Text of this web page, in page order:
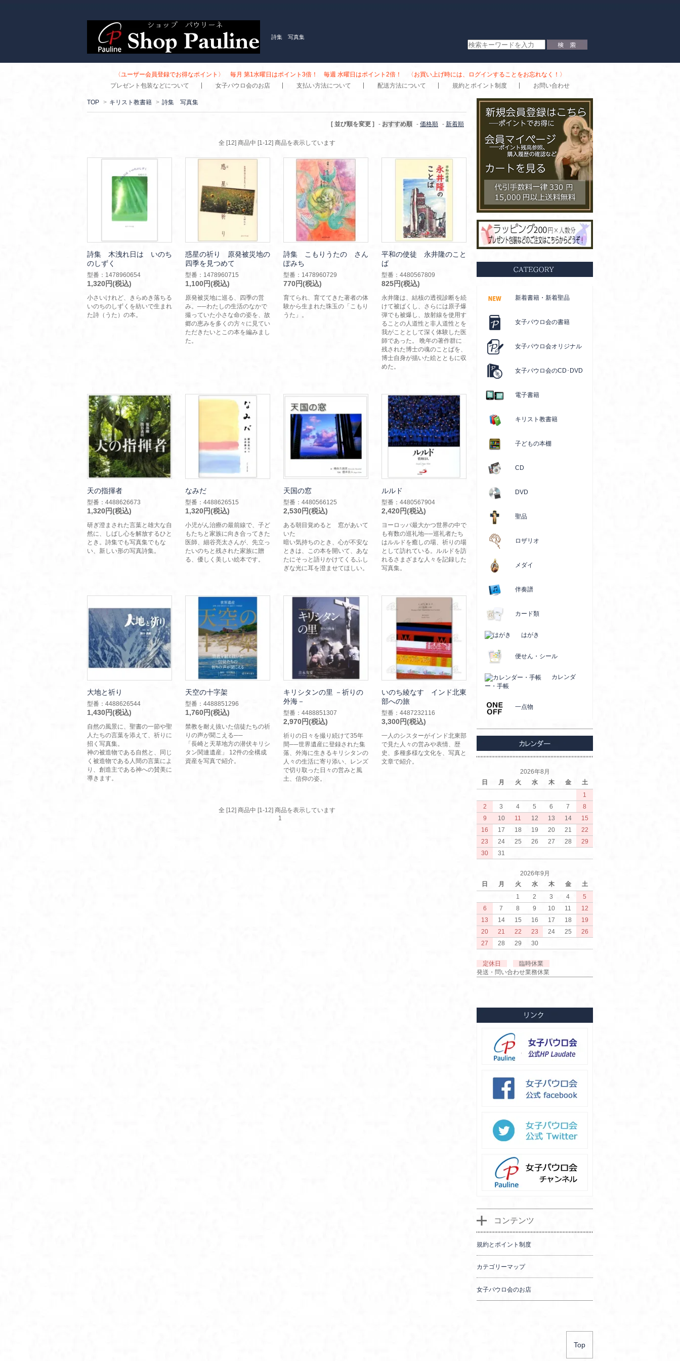
詩集 写真集
〈ユーザー会員登録でお得なポイント〉 毎月 第1水曜日はポイント3倍！ 毎週 水曜日はポイント2倍！ 〈お買い上げ時には、ログインすることをお忘れなく！〉
プレゼント包装などについて
女子パウロ会のお店 支払い方法について 配送方法について 規約とポイント制度 お問い合わせ
TOP > キリスト教書籍 > 詩集 写真集
[ 並び順を変更 ] - おすすめ順 - 価格順 - 新着順
全 [12] 商品中 [1-12] 商品を表示しています
詩集 木洩れ日は いのち
のしずく
型番：1478960654
1,320円(税込)
小さいけれど、きらめき落ちる
いのちのしずくを紡いで生まれ
た詩（うた）の本。
惑星の祈り 原発被災地の
四季を見つめて
型番：1478960715
1,100円(税込)
原発被災地に巡る、四季の営
み。──わたしの生活のなかで
撮っていた小さな命の姿を、故
郷の恵みを多くの方々に見てい
ただきたいとこの本を編みまし
た。
詩集 こもりうたの さん
ぽみち
型番：1478960729
770円(税込)
育てられ、育ててきた著者の体
験から生まれた珠玉の「こもり
うた」。
平和の使徒 永井隆のこと
ば
型番：4480567809
825円(税込)
永井隆は、結核の透視診断を続
けて被ばくし、さらには原子爆
弾でも被爆し、放射線を使用す
ることの人道性と非人道性とを
我がこととして深く体験した医
師であった。 晩年の著作群に
残された博士の魂のことばを、
博士自身が描いた絵とともに収
めた。
天の指揮者
型番：4488626673
1,320円(税込)
研ぎ澄まされた言葉と雄大な自
然に、しばし心を解放するひと
とき。詩集でも写真集でもな
い、新しい形の写真詩集。
なみだ
型番：4488626515
1,320円(税込)
小児がん治療の最前線で、子ど
もたちと家族に向き合ってきた
医師、細谷亮太さんが、先立っ
たいのちと残された家族に贈
る、優しく美しい絵本です。
天国の窓
型番：4480566125
2,530円(税込)
ある朝目覚めると 窓があいて
いた
暗い気持ちのとき、心が不安な
ときは、この本を開いて、あな
たにそっと語りかけてくるふし
ぎな光に耳を澄ませてほしい。
ルルド
型番：4480567904
2,420円(税込)
ヨーロッパ最大かつ世界の中で
も有数の巡礼地──巡礼者たち
はルルドを癒しの場、祈りの場
として訪れている。ルルドを訪
れるさまざまな人々を記録した
写真集。
大地と祈り
型番：4488626544
1,430円(税込)
自然の風景に、聖書の一節や聖
人たちの言葉を添えて、祈りに
招く写真集。
神の被造物である自然と、同じ
く被造物である人間の言葉によ
り、創造主である神への賛美に
導きます。
天空の十字架
型番：4488851296
1,760円(税込)
禁教を耐え抜いた信徒たちの祈
りの声が聞こえる──
「長崎と天草地方の潜伏キリシ
タン関連遺産」 12件の全構成
資産を写真で紹介。
キリシタンの里 －祈りの
外海－
型番：4488851307
2,970円(税込)
祈りの日々を撮り続けて35年
間──世界遺産に登録された集
落、外海に生きるキリシタンの
人々の生活に寄り添い、レンズ
で切り取った日々の営みと風
土、信仰の姿。
いのち綾なす インド北東
部への旅
型番：4487232116
3,300円(税込)
一人のシスターがインド北東部
で見た人々の営みや表情、歴
史、多種多様な文化を、写真と
文章で紹介。
全 [12] 商品中 [1-12] 商品を表示しています
1
新着書籍・新着聖品
女子パウロ会の書籍
女子パウロ会オリジナル
女子パウロ会のCD･DVD
電子書籍
キリスト教書籍
子どもの本棚
CD
DVD
聖品
ロザリオ
メダイ
伴奏譜
カード類
はがき
便せん・シール
カレンダ
ー・手帳
一点物
2026年8月
日
月 火 水 木 金
土
1
2
3 4 5 6 7
8
9
10 11 12 13 14
15
16
17 18 19 20 21
22
23
24 25 26 27 28
29
30
31
2026年9月
日
月 火 水 木 金
土
1
2 3 4
5
6
7 8 9 10 11
12
13
14 15 16 17 18
19
20
21 22 23 24 25
26
27
28 29 30
定休日
臨時休業
発送・問い合わせ業務休業
コンテンツ
規約とポイント制度
カテゴリーマップ
女子パウロ会のお店
Top